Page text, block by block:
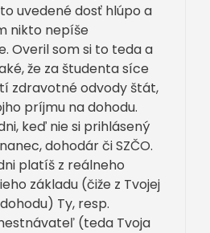
uvedené dosť hlúpo a
nikto nepíše
Overil som si to teda a
že za študenta síce
zdravotné odvody štát,
príjmu na dohodu.
keď nie si prihlásený
dohodár či SZČO.
platíš z reálneho
základu (čiže z Tvojej
Ty, resp.
(teda Tvoja